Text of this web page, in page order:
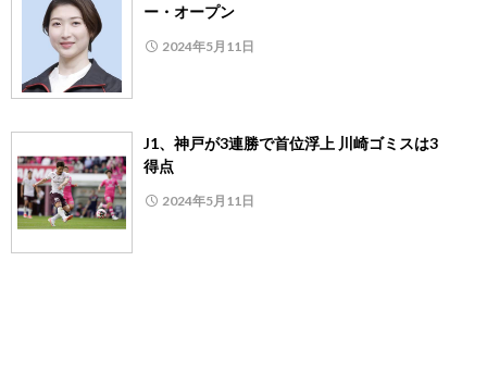
ー・オープン
2024年5月11日
J1、神戸が3連勝で首位浮上 川崎ゴミスは3
得点
2024年5月11日